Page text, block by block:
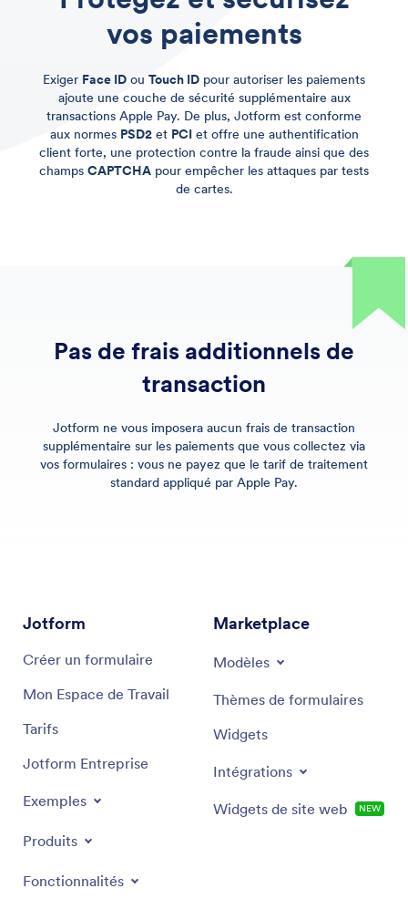
vos paiements
Exiger Face ID ou Touch ID pour autoriser les paiements
ajoute une couche de sécurité supplémentaire aux
transactions Apple Pay. De plus, Jotform est conforme
aux normes PSD2et PCIet offre une authentification
client forte, une protection contre la fraude ainsi que des
champs CAPTCHA pour empêcher les attaques par tests
de cartes.
Pas de frais additionnels de
transaction
Jotform ne vous imposera aucun frais de transaction
supplémentaire sur les paiements que vous collectez via
vos formulaires : vous ne payez que le tarif de traitement
standard appliqué par Apple Pay.
Jotform
Créer un formulaire
Mon Espace de Travail
Tarifs
Jotform Entreprise
Exemples
Produits
Fonctionnalités
Marketplace
Modèles
Thèmes de formulaires
Widgets
Intégrations
Widgets de site web NEW